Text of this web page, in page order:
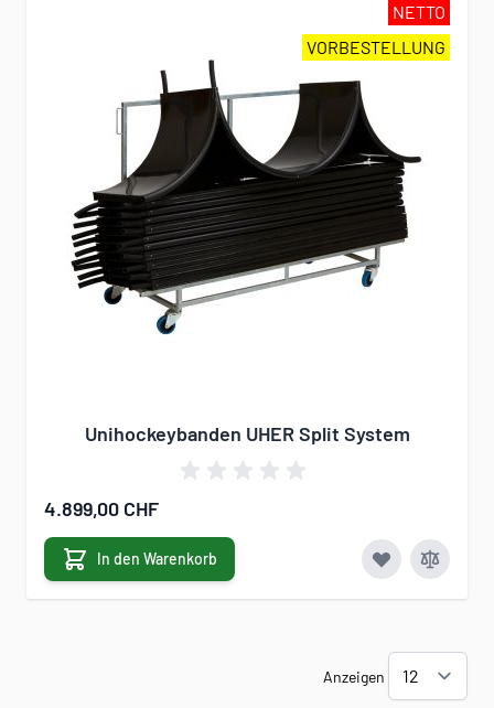
NETTO
VORBESTELLUNG
Unihockeybanden UHER Split System
4.899,00 CHF
In den Warenkorb
Anzeigen